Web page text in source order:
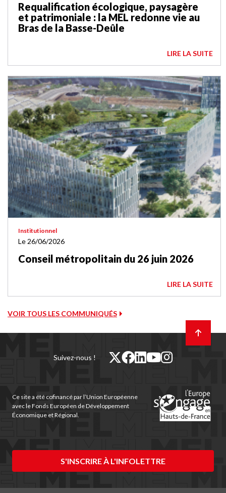
VOIR TOUS LES COMMUNIQUÉS
Requalification écologique, paysagère
et patrimoniale : la MEL redonne vie au
Bras de la Basse-Deûle
LIRE LA SUITE
Institutionnel
Le 26/06/2026
Conseil métropolitain du 26 juin 2026
LIRE LA SUITE
Suivez-nous !
twitter
facebook
linkedin
fenêtre)
youtube
fenêtre)
instagram
fenêtre)
Ce site a été cofinancé par l’Union Européenne
avec le Fonds Européen de Développement
Économique et Régional.
S'INSCRIRE À L'INFOLETTRE
en
haut